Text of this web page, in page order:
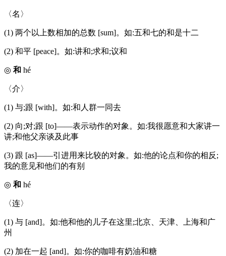
〈名〉
(1) 两个以上数相加的总数 [sum]。如:五和七的和是十二
(2) 和平 [peace]。如:讲和;求和;议和
◎ 和 hé
〈介〉
(1) 与;跟 [with]。如:和人群一同去
(2) 向;对;跟 [to]——表示动作的对象。如:我很愿意和大家讲一
讲;和他父亲谈及此事
(3) 跟 [as]——引进用来比较的对象。如:他的论点和你的相反;
我的意见和他们的有别
◎ 和 hé
〈连〉
(1) 与 [and]。如:他和他的儿子在这里;北京、天津、上海和广
州
(2) 加在一起 [and]。如:你的咖啡有奶油和糖